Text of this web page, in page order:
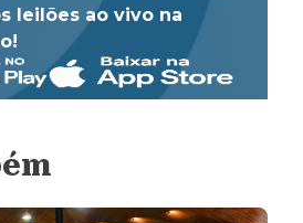
leilões ao vivo na